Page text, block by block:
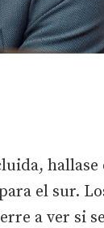
hallase
el sur.
a ver si se